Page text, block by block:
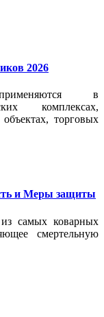
2026
в
комплексах,
торговых
и Меры защиты
самых коварных
смертельную